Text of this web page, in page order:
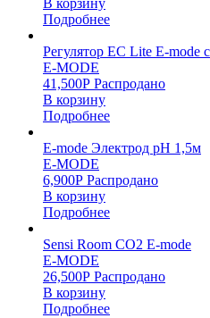
В корзину
Подробнее
Регулятор EC Lite E-mode
E-MODE
41,500Р Распродано
В корзину
Подробнее
E-mode Электрод pH 1,5м
E-MODE
6,900Р Распродано
В корзину
Подробнее
Sensi Room CO2 E-mode
E-MODE
26,500Р Распродано
В корзину
Подробнее